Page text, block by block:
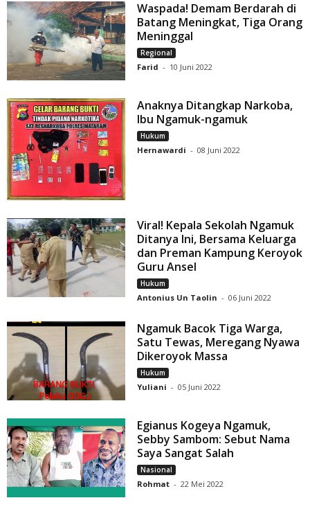
Waspada! Demam Berdarah di
Batang Meningkat, Tiga Orang
Meninggal
Regional
Farid - 10 Juni 2022
Anaknya Ditangkap Narkoba,
Ibu Ngamuk-ngamuk
Hukum
Hernawardi - 08 Juni 2022
Viral! Kepala Sekolah Ngamuk
Ditanya Ini, Bersama Keluarga
dan Preman Kampung Keroyok
Guru Ansel
Hukum
Antonius Un Taolin - 06 Juni 2022
Ngamuk Bacok Tiga Warga,
Satu Tewas, Meregang Nyawa
Dikeroyok Massa
Hukum
Yuliani - 05 Juni 2022
Egianus Kogeya Ngamuk,
Sebby Sambom: Sebut Nama
Saya Sangat Salah
Nasional
Rohmat - 22 Mei 2022